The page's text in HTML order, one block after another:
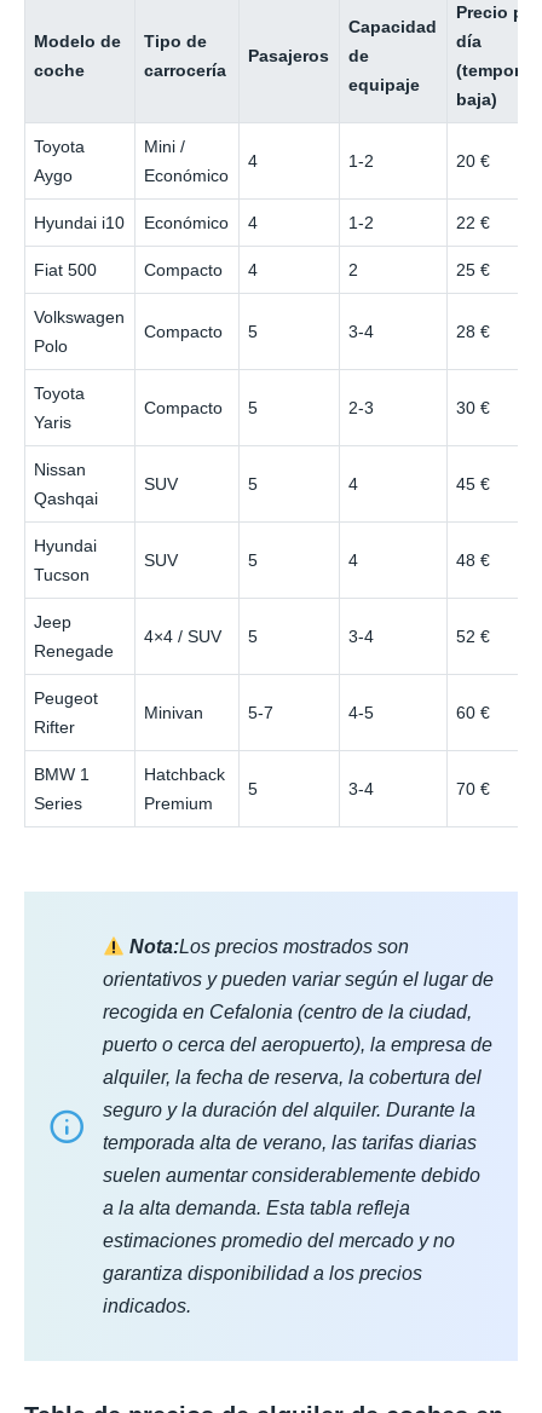
Modelo de
coche
Tipo de
carrocería
Pasajeros
Capacidad
de
equipaje
Precio por
día
baja)
Toyota
Aygo
Mini /
Económico
4 1-2 20 €
Hyundai i10 Económico 4 1-2 22 €
Fiat 500 Compacto 4 2 25 €
Volkswagen
Polo
Compacto 5 3-4 28 €
Toyota
Yaris
Compacto 5 2-3 30 €
Nissan
Qashqai
SUV 5 4 45 €
Hyundai
Tucson
SUV 5 4 48 €
Jeep
Renegade
4×4 / SUV 5 3-4 52 €
Peugeot
Rifter
Minivan 5-7 4-5 60 €
BMW 1
Series
Hatchback
Premium
5 3-4 70 €
Nota:Los precios mostrados son
orientativos y pueden variar según el lugar de
recogida en Cefalonia (centro de la ciudad,
puerto o cerca del aeropuerto), la empresa de
alquiler, la fecha de reserva, la cobertura del
seguro y la duración del alquiler. Durante la
temporada alta de verano, las tarifas diarias
suelen aumentar considerablemente debido
a la alta demanda. Esta tabla refleja
estimaciones promedio del mercado y no
garantiza disponibilidad a los precios
indicados.